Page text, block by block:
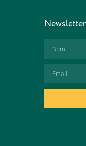
Newsletter